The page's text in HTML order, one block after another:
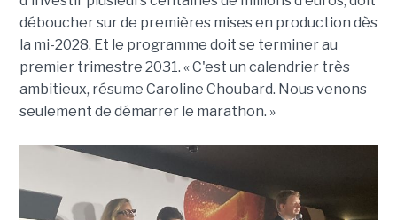
déboucher sur de premières mises en production dès
la mi-2028. Et le programme doit se terminer au
premier trimestre 2031. « C'est un calendrier très
ambitieux, résume Caroline Choubard. Nous venons
seulement de démarrer le marathon. »